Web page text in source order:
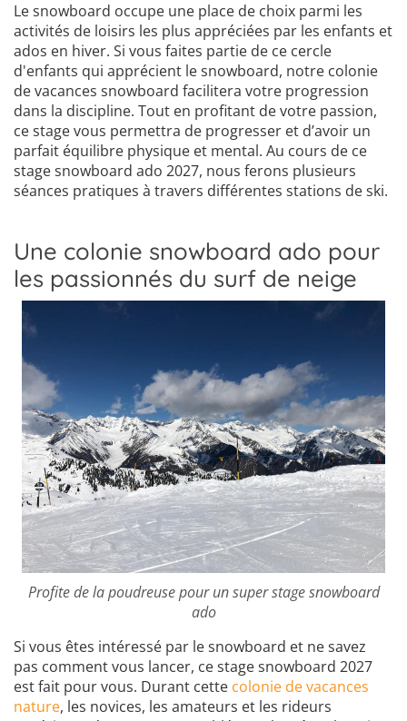
Le snowboard occupe une place de choix parmi les
activités de loisirs les plus appréciées par les enfants et
ados en hiver. Si vous faites partie de ce cercle
d'enfants qui apprécient le snowboard, notre colonie
de vacances snowboard facilitera votre progression
dans la discipline. Tout en profitant de votre passion,
ce stage vous permettra de progresser et d’avoir un
parfait équilibre physique et mental. Au cours de ce
stage snowboard ado 2027, nous ferons plusieurs
séances pratiques à travers différentes stations de ski.
Une colonie snowboard ado pour
les passionnés du surf de neige
Profite de la poudreuse pour un super stage snowboard
ado
Si vous êtes intéressé par le snowboard et ne savez
pas comment vous lancer, ce stage snowboard 2027
est fait pour vous. Durant cette colonie de vacances
nature, les novices, les amateurs et les rideurs